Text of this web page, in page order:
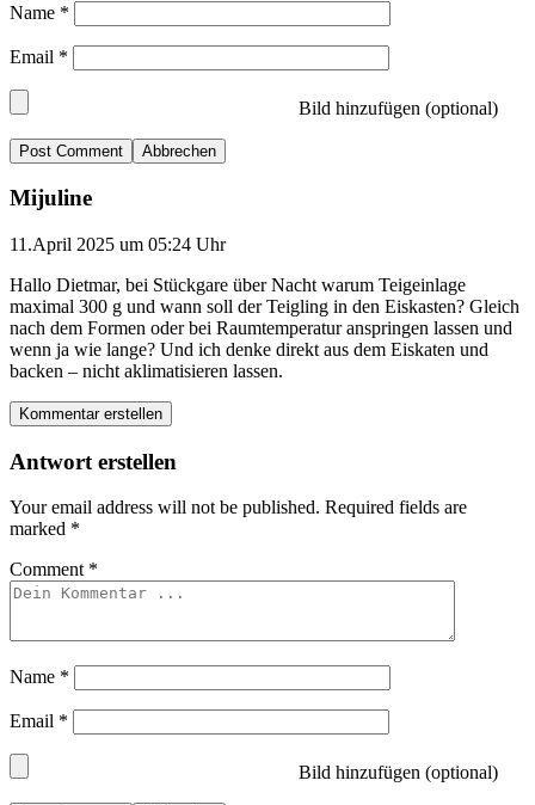
Name *
Email *
Bild hinzufügen (optional)
Abbrechen
Mijuline
11.April 2025 um 05:24 Uhr
Hallo Dietmar, bei Stückgare über Nacht warum Teigeinlage
maximal 300 g und wann soll der Teigling in den Eiskasten? Gleich
nach dem Formen oder bei Raumtemperatur anspringen lassen und
wenn ja wie lange? Und ich denke direkt aus dem Eiskaten und
backen – nicht aklimatisieren lassen.
Kommentar erstellen
Antwort erstellen
Your email address will not be published. Required fields are
marked *
Comment *
Name *
Email *
Bild hinzufügen (optional)